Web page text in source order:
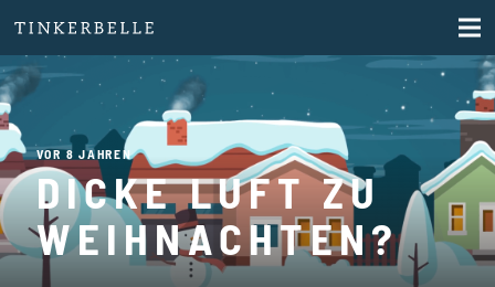
DICKE LUFT ZU
WEIHNACHTEN?
VOR 8 JAHREN